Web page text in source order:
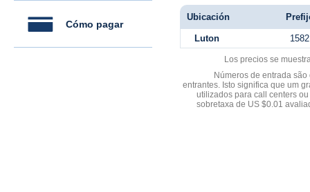
Cómo pagar
Ubicación
Luton 1582
Los precios se
Números de entrada
entrantes. Isto significa que um
utilizados para call centers
sobretaxa de US $0.01